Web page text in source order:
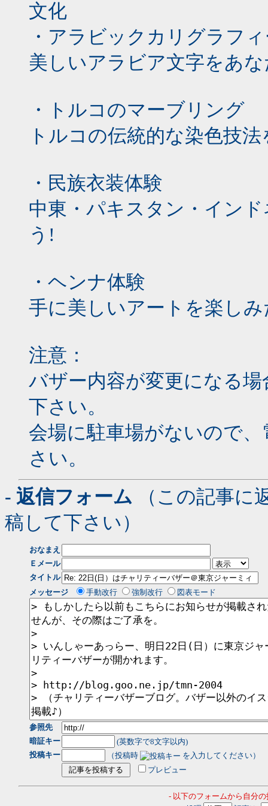
文化
・アラビックカリグラフ
美しいアラビア文字をあ
・トルコのマーブリング
トルコの伝統的な染色技法
・民族衣装体験
中東・パキスタン・イン
う!
・ヘンナ体験
手に美しいアートを楽し
注意：
バザー内容が変更になる
下さい。
会場に駐車場がないので
さい。
- 返信フォーム （この記事に
稿して下さい）
おなまえ
Ｅメール
タイトル
メッセージ
手動改行 強制改行 図表モード
参照先
暗証キー
(英数字で8文字以内)
投稿キー
（投稿時
を入力してください）
プレビュー
- 以下のフォームから自分